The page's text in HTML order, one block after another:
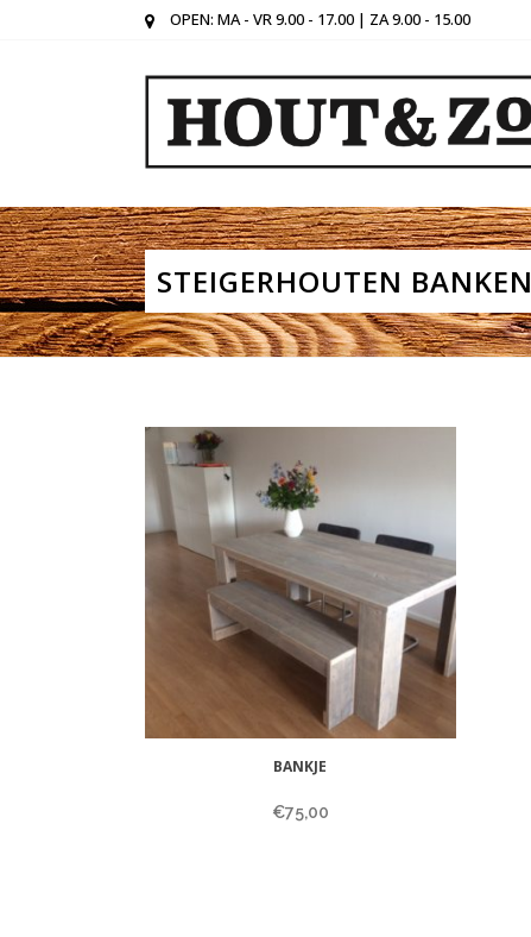
OPEN: MA - VR 9.00 - 17.00 | ZA 9.00 - 15.00
STEIGERHOUTEN BANKEN
BANKJE
€75,00